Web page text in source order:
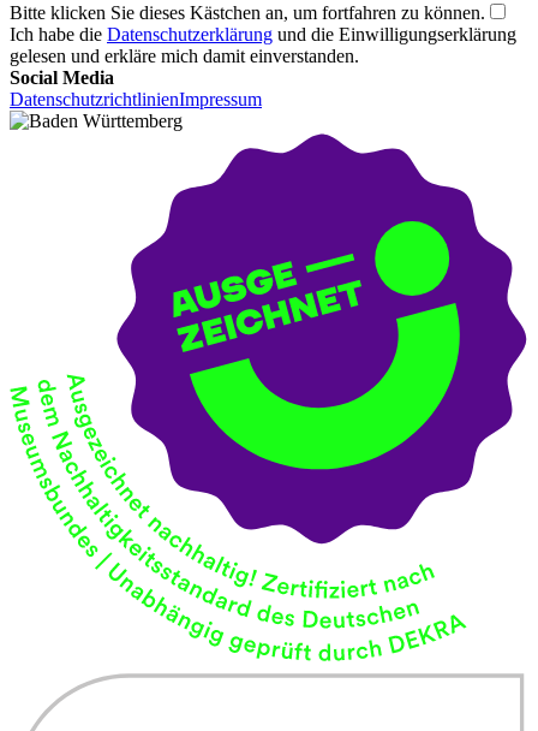
Bitte klicken Sie dieses Kästchen an, um fortfahren zu können.
Ich habe die Datenschutzerklärung und die Einwilligungserklärung
gelesen und erkläre mich damit einverstanden.
Social Media
DatenschutzrichtlinienImpressum